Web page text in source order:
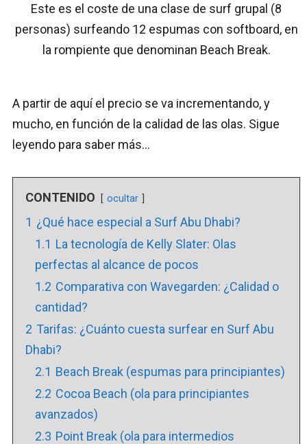
Este es el coste de una clase de surf grupal (8
personas) surfeando 12 espumas con softboard, en
la rompiente que denominan Beach Break.
A partir de aquí el precio se va incrementando, y
mucho, en función de la calidad de las olas. Sigue
leyendo para saber más…
CONTENIDO ocultar
1 ¿Qué hace especial a Surf Abu Dhabi?
1.1 La tecnología de Kelly Slater: Olas
perfectas al alcance de pocos
1.2 Comparativa con Wavegarden: ¿Calidad o
cantidad?
2 Tarifas: ¿Cuánto cuesta surfear en Surf Abu
Dhabi?
2.1 Beach Break (espumas para principiantes)
2.2 Cocoa Beach (ola para principiantes
avanzados)
2.3 Point Break (ola para intermedios